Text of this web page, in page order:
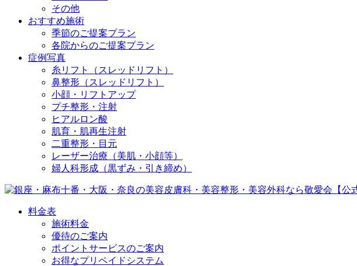
その他
おすすめ施術
季節のご提案プラン
各院からのご提案プラン
症例写真
糸リフト（スレッドリフト）
鼻整形（スレッドリフト）
小顔・リフトアップ
プチ整形・注射
ヒアルロン酸
肌育・肌再生注射
二重整形・目元
レーザー治療（美肌・小顔等）
婦人科形成（黒ずみ・引き締め）
料金表
施術料金
優待のご案内
ポイントサービスのご案内
お得なプリペイドシステム